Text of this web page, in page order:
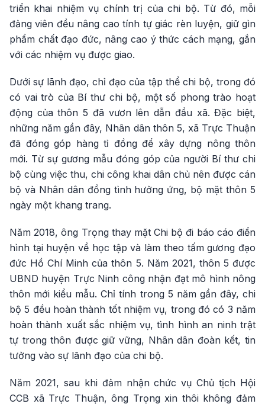
triển khai nhiệm vụ chính trị của chi bộ. Từ đó, mỗi
đảng viên đều nâng cao tính tự giác rèn luyện, giữ gìn
phẩm chất đạo đức, nâng cao ý thức cách mạng, gắn
với các nhiệm vụ được giao.
Dưới sự lãnh đạo, chỉ đạo của tập thể chi bộ, trong đó
có vai trò của Bí thư chi bộ, một số phong trào hoạt
động của thôn 5 đã vươn lên dẫn đầu xã. Đặc biệt,
những năm gần đây, Nhân dân thôn 5, xã Trực Thuận
đã đóng góp hàng tỉ đồng để xây dựng nông thôn
mới. Từ sự gương mẫu đóng góp của người Bí thư chi
bộ cùng việc thu, chi công khai dân chủ nên được cán
bộ và Nhân dân đồng tình hưởng ứng, bộ mặt thôn 5
ngày một khang trang.
Năm 2018, ông Trọng thay mặt Chi bộ đi báo cáo điển
hình tại huyện về học tập và làm theo tấm gương đạo
đức Hồ Chí Minh của thôn 5. Năm 2021, thôn 5 được
UBND huyện Trực Ninh công nhận đạt mô hình nông
thôn mới kiểu mẫu. Chỉ tính trong 5 năm gần đây, chi
bộ 5 đều hoàn thành tốt nhiệm vụ, trong đó có 3 năm
hoàn thành xuất sắc nhiệm vụ, tình hình an ninh trật
tự trong thôn được giữ vững, Nhân dân đoàn kết, tin
tưởng vào sự lãnh đạo của chi bộ.
Năm 2021, sau khi đảm nhận chức vụ Chủ tịch Hội
CCB xã Trực Thuận, ông Trọng xin thôi không đảm